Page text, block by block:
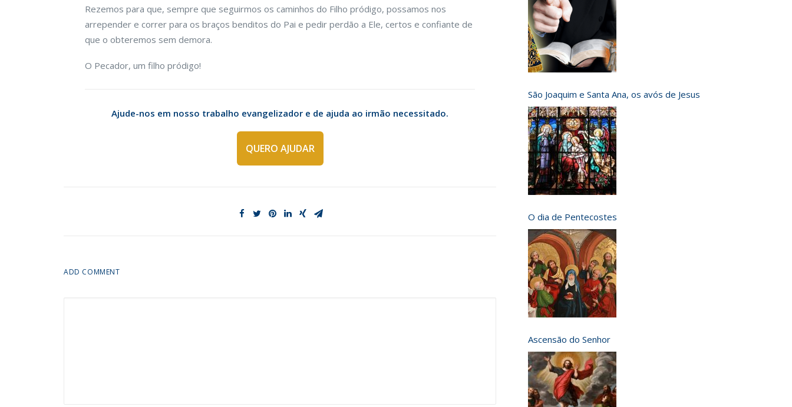
Rezemos para que, sempre que seguirmos os caminhos do Filho pródigo, possamos nos
arrepender e correr para os braços benditos do Pai e pedir perdão a Ele, certos e confiante de
que o obteremos sem demora.
O Pecador, um filho pródigo!
Ajude-nos em nosso trabalho evangelizador e de ajuda ao irmão necessitado.
QUERO AJUDAR
ADD COMMENT
São Joaquim e Santa Ana, os avós de Jesus
O dia de Pentecostes
Ascensão do Senhor